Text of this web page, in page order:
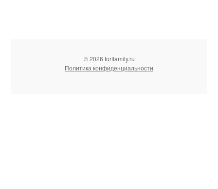
© 2026 tortfamily.ru
Политика конфиденциальности